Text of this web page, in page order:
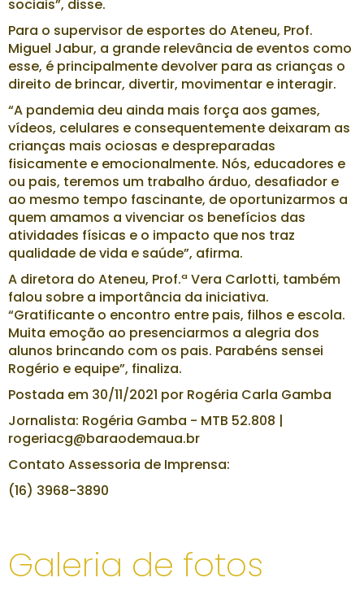
sociais”, disse.
Para o supervisor de esportes do Ateneu, Prof.
Miguel Jabur, a grande relevância de eventos como
esse, é principalmente devolver para as crianças o
direito de brincar, divertir, movimentar e interagir.
“A pandemia deu ainda mais força aos games,
vídeos, celulares e consequentemente deixaram as
crianças mais ociosas e despreparadas
fisicamente e emocionalmente. Nós, educadores e
ou pais, teremos um trabalho árduo, desafiador e
ao mesmo tempo fascinante, de oportunizarmos a
quem amamos a vivenciar os benefícios das
atividades físicas e o impacto que nos traz
qualidade de vida e saúde”, afirma.
A diretora do Ateneu, Prof.ª Vera Carlotti, também
falou sobre a importância da iniciativa.
“Gratificante o encontro entre pais, filhos e escola.
Muita emoção ao presenciarmos a alegria dos
alunos brincando com os pais. Parabéns sensei
Rogério e equipe”, finaliza.
Postada em 30/11/2021 por Rogéria Carla Gamba
Jornalista: Rogéria Gamba - MTB 52.808 |
rogeriacg@baraodemaua.br
Contato Assessoria de Imprensa:
(16) 3968-3890
Galeria de fotos